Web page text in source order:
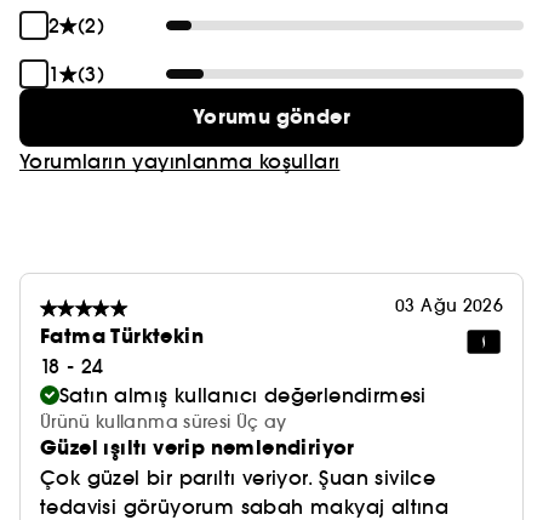
*Tek kullanım sonrası 38 katılımcı ile
gerçekleştirilen klinik test sonucu
2
(2)
1
(3)
Yorumu gönder
Yorumların yayınlanma koşulları
03 Ağu 2026
Fatma Türktekin
18 - 24
Satın almış kullanıcı değerlendirmesi
Ürünü kullanma süresi Üç ay
Güzel ışıltı verip nemlendiriyor
Çok güzel bir parıltı veriyor. Şuan sivilce
tedavisi görüyorum sabah makyaj altına